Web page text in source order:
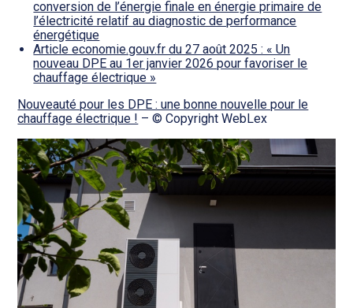
conversion de l’énergie finale en énergie primaire de
l’électricité relatif au diagnostic de performance
énergétique
Article economie.gouv.fr du 27 août 2025 : « Un
nouveau DPE au 1er janvier 2026 pour favoriser le
chauffage électrique »
Nouveauté pour les DPE : une bonne nouvelle pour le
chauffage électrique ! – © Copyright WebLex